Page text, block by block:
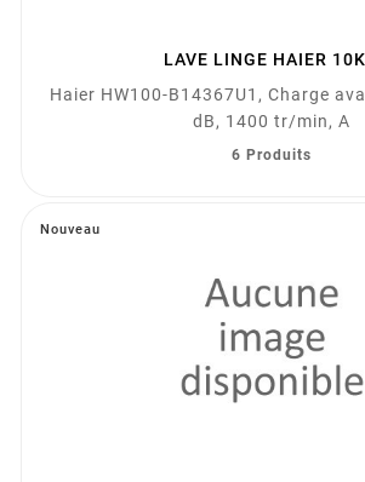
LAVE LINGE HAIER
Haier HW100-B14367U1, Charge
dB, 1400 tr/min, A
6 Produits
Nouveau